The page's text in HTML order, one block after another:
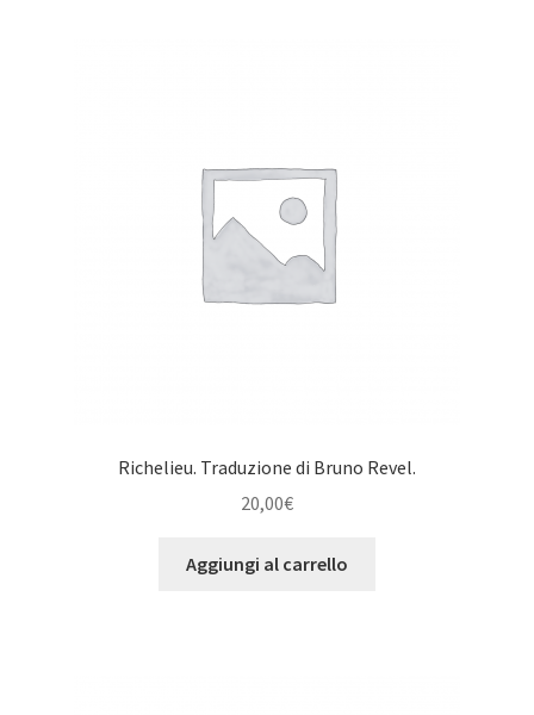
Richelieu. Traduzione di Bruno Revel.
20,00€
Aggiungi al carrello